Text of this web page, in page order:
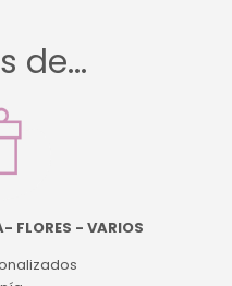
de...
FLORES - VARIOS